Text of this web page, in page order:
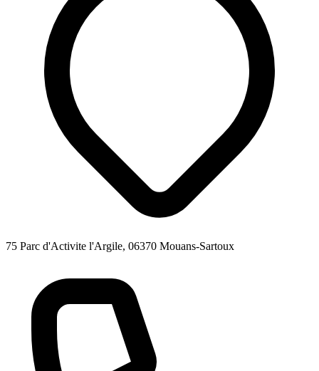
75 Parc d'Activite l'Argile, 06370 Mouans-Sartoux